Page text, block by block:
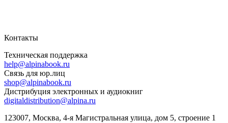
Контакты
Техническая поддержка
help@alpinabook.ru
Связь для юр.лиц
shop@alpinabook.ru
Дистрибуция электронных и аудиокниг
digitaldistribution@alpina.ru
123007, Москва, 4-я Магистральная улица, дом 5, строение 1